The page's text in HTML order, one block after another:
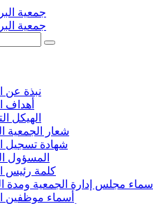
نبذة عن
أهداف
الهيكل
شعار الجمعية
شهادة تسجيل
المسؤول
كلمة رئيس
أسماء مجلس إدارة الجمعية ومدة
أسماء موظفين